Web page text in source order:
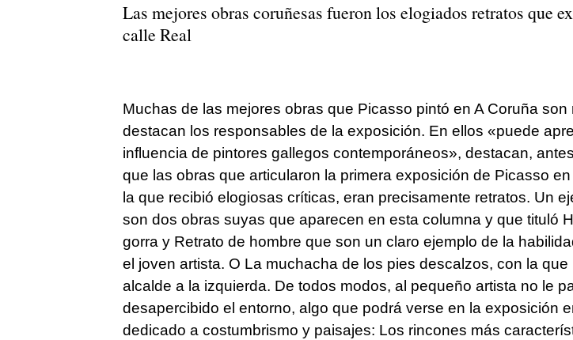
Las mejores obras coruñesas fueron los elogiados retratos que
calle Real
Muchas de las mejores obras que Picasso pintó en A Coruña son
destacan los responsables de la exposición. En ellos «puede
influencia de pintores gallegos contemporáneos», destacan,
que las obras que articularon la primera exposición de Picasso
la que recibió elogiosas críticas, eran precisamente retratos. Un
son dos obras suyas que aparecen en esta columna y que tituló
gorra y Retrato de hombre que son un claro ejemplo de la
el joven artista. O La muchacha de los pies descalzos, con la que
alcalde a la izquierda. De todos modos, al pequeño artista no le
desapercibido el entorno, algo que podrá verse en la exposición
dedicado a costumbrismo y paisajes: Los rincones más